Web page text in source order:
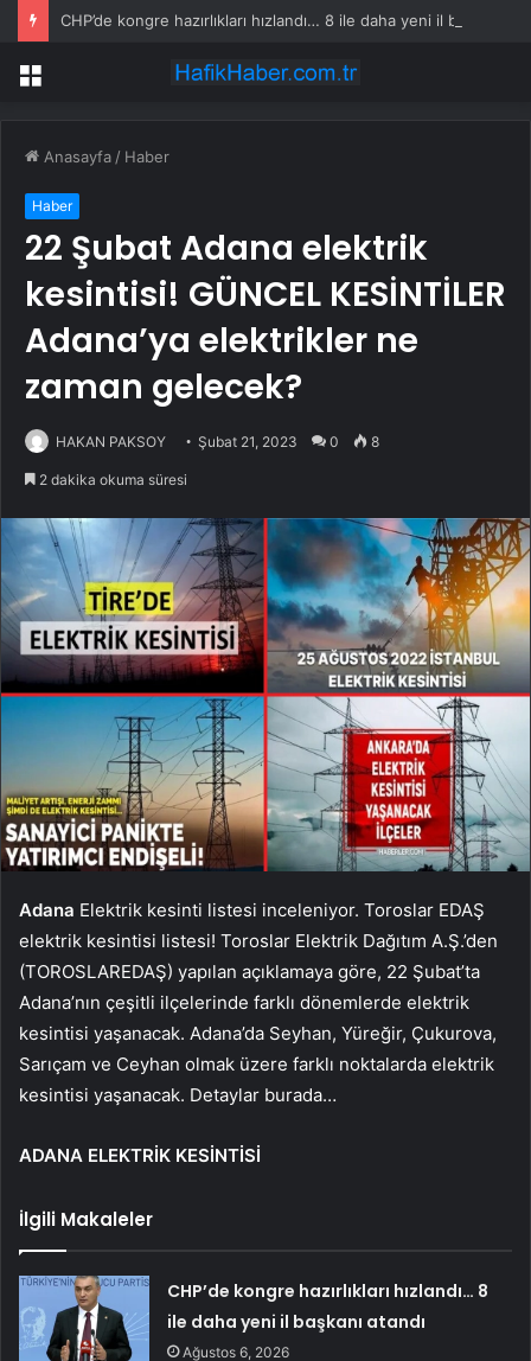
Menü
Anasayfa / Haber
Haber
22 Şubat Adana elektrik
kesintisi! GÜNCEL KESİNTİLER
Adana’ya elektrikler ne
zaman gelecek?
HAKAN PAKSOY Şubat 21, 2023 0 8
2 dakika okuma süresi
Adana Elektrik kesinti listesi inceleniyor. Toroslar EDAŞ
elektrik kesintisi listesi! Toroslar Elektrik Dağıtım A.Ş.’den
(TOROSLAREDAŞ) yapılan açıklamaya göre, 22 Şubat’ta
Adana’nın çeşitli ilçelerinde farklı dönemlerde elektrik
kesintisi yaşanacak. Adana’da Seyhan, Yüreğir, Çukurova,
Sarıçam ve Ceyhan olmak üzere farklı noktalarda elektrik
kesintisi yaşanacak. Detaylar burada…
ADANA ELEKTRİK KESİNTİSİ
İlgili Makaleler
CHP’de kongre hazırlıkları hızlandı… 8
ile daha yeni il başkanı atandı
Ağustos 6, 2026